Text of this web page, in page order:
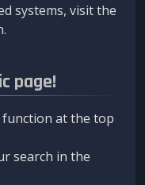
systems, visit the
page!
function at the top
search in the